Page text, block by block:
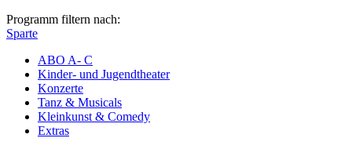
Programm filtern nach:
Sparte
ABO A- C
Kinder- und Jugendtheater
Konzerte
Tanz & Musicals
Kleinkunst & Comedy
Extras